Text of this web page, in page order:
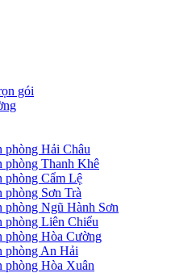
gói
phòng Hải Châu
phòng Thanh Khê
phòng Cẩm Lệ
phòng Sơn Trà
phòng Ngũ Hành Sơn
phòng Liên Chiểu
phòng Hòa Cường
phòng An Hải
phòng Hòa Xuân